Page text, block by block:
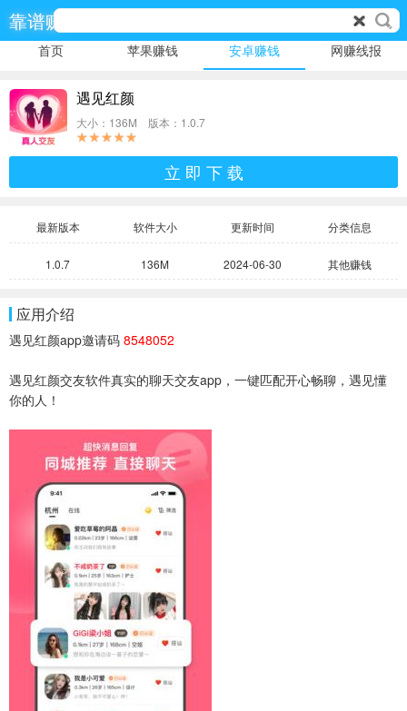
靠谱赚
首页 苹果赚钱 安卓赚钱 网赚线报
遇见红颜
大小：136M 版本：1.0.7
立 即 下 载
最新版本 软件大小 更新时间 分类信息
1.0.7 136M 2024-06-30 其他赚钱
应用介绍
遇见红颜app邀请码 8548052
遇见红颜交友软件真实的聊天交友app，一键匹配开心畅聊，遇见懂
你的人！